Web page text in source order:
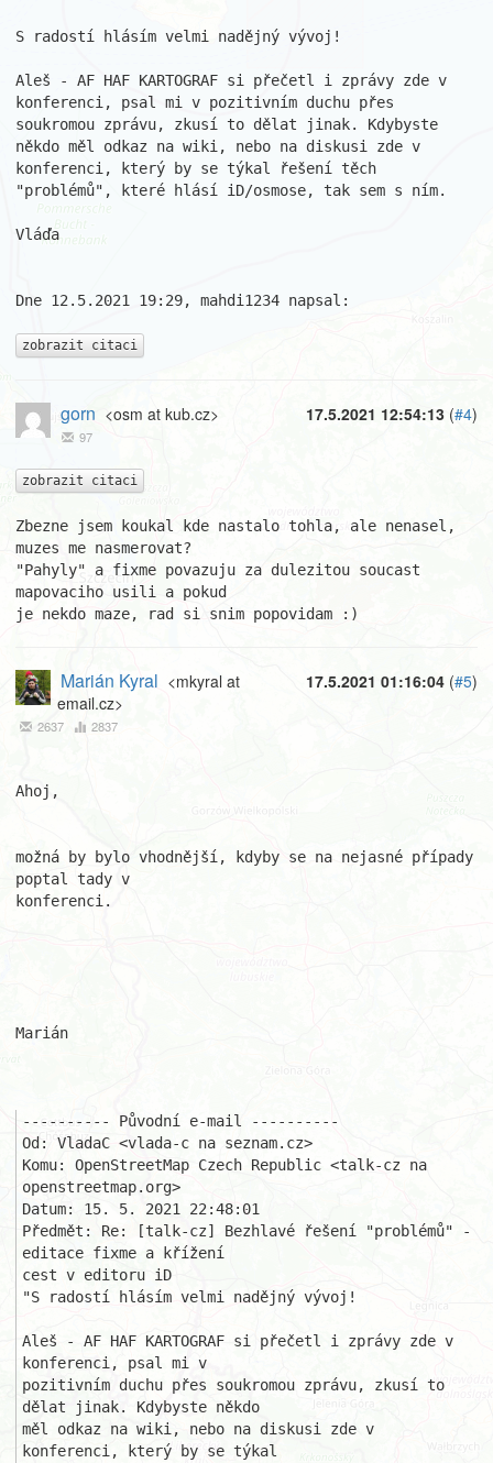
S radostí hlásím velmi nadějný vývoj!
Aleš - AF HAF KARTOGRAF si přečetl i zprávy zde v
konferenci, psal mi v pozitivním duchu přes
soukromou zprávu, zkusí to dělat jinak. Kdybyste
někdo měl odkaz na wiki, nebo na diskusi zde v
konferenci, který by se týkal řešení těch
"problémů", které hlásí iD/osmose, tak sem s ním.
Vláďa
Dne 12.5.2021 19:29, mahdi1234 napsal:
zobrazit citaci
17.5.2021 12:54:13 (#4)
gorn <osm at kub.cz>
97
zobrazit citaci
Zbezne jsem koukal kde nastalo tohla, ale nenasel,
muzes me nasmerovat?
"Pahyly" a fixme povazuju za dulezitou soucast
mapovaciho usili a pokud
je nekdo maze, rad si snim popovidam :)
17.5.2021 01:16:04 (#5)
Marián Kyral <mkyral at
email.cz>
2637 2837
Ahoj,
možná by bylo vhodnější, kdyby se na nejasné případy
poptal tady v
konferenci.
Marián
---------- Původní e-mail ----------
Od: VladaC <vlada-c na seznam.cz>
Komu: OpenStreetMap Czech Republic <talk-cz na
openstreetmap.org>
Datum: 15. 5. 2021 22:48:01
Předmět: Re: [talk-cz] Bezhlavé řešení "problémů" -
editace fixme a křížení
cest v editoru iD
"S radostí hlásím velmi nadějný vývoj!
Aleš - AF HAF KARTOGRAF si přečetl i zprávy zde v
konferenci, psal mi v
pozitivním duchu přes soukromou zprávu, zkusí to
dělat jinak. Kdybyste někdo
měl odkaz na wiki, nebo na diskusi zde v
konferenci, který by se týkal